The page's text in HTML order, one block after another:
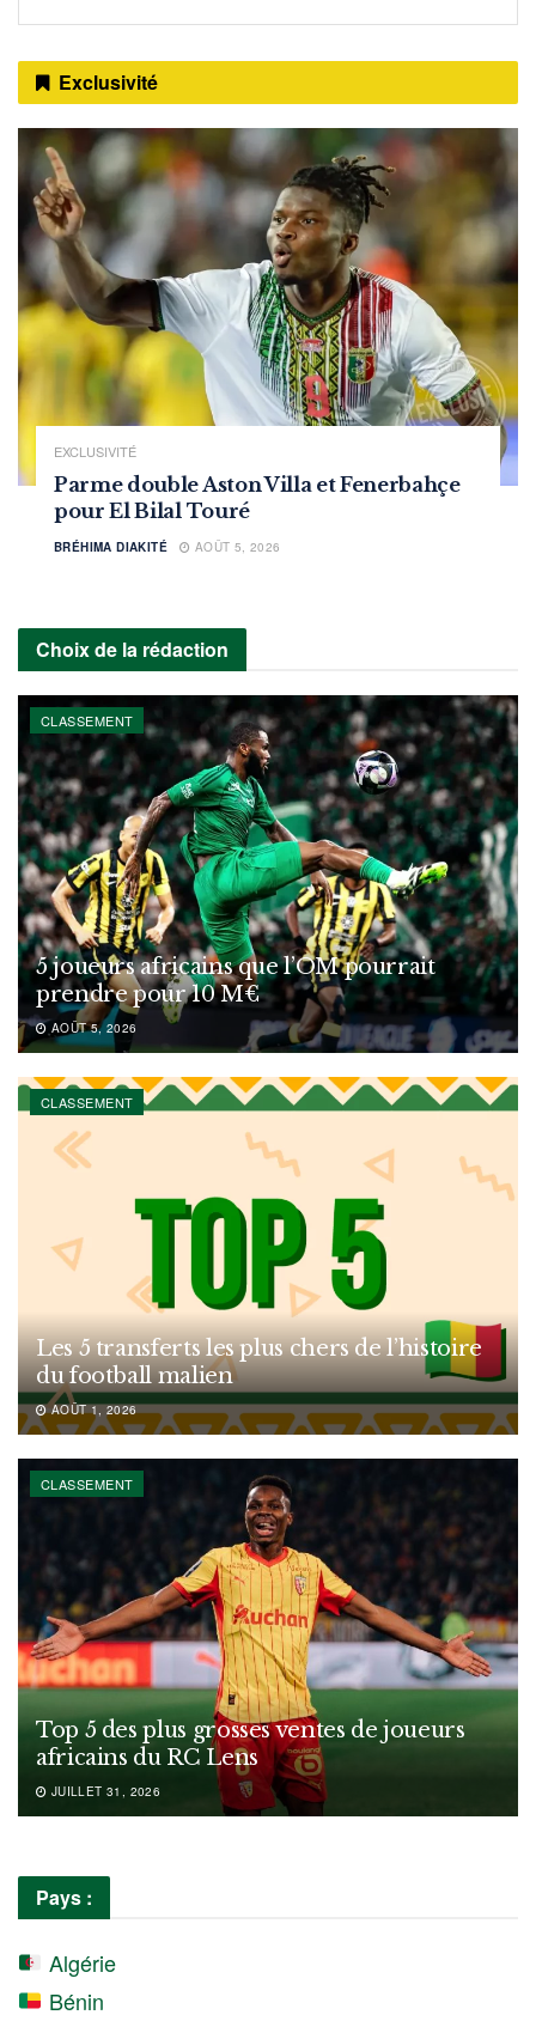
Exclusivité
EXCLUSIVITÉ
Parme double Aston Villa et Fenerbahçe
pour El Bilal Touré
BRÉHIMA DIAKITÉ AOÛT 5, 2026
Choix de la rédaction
CLASSEMENT
5 joueurs africains que l’OM pourrait
prendre pour 10 M€
AOÛT 5, 2026
CLASSEMENT
Les 5 transferts les plus chers de l’histoire
du football malien
AOÛT 1, 2026
CLASSEMENT
Top 5 des plus grosses ventes de joueurs
africains du RC Lens
JUILLET 31, 2026
Pays :
Algérie
Bénin